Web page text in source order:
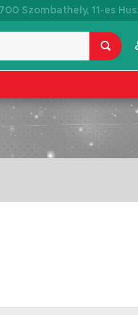
Szombathely, 11-es